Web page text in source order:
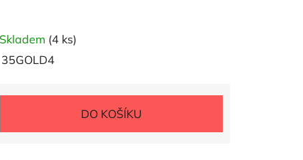
Skladem (4 ks)
35GOLD4
DO KOŠÍKU